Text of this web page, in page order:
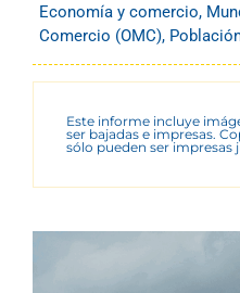
Economía y comercio,
Comercio (OMC),
Este informe incluye
ser bajadas e impresas.
sólo pueden ser